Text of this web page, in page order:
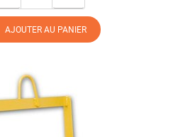
AJOUTER AU PANIER